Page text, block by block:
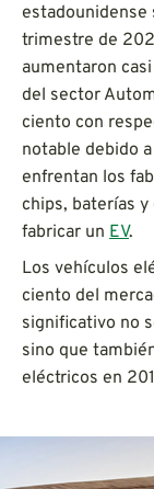
estadounidense
trimestre de
aumentaron
del sector
ciento con
notable debido
enfrentan los
chips, baterías
fabricar un EV.
Los vehículos
ciento del
significativo no
sino que
eléctricos en